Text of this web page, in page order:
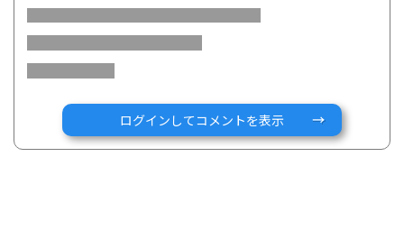
第１回「IBDと食事・栄養の基礎知識」
第2回「 エネルギー・たんぱく質の必要量」
https://youtu.be/jHMyUWjfOXk
第3回「IBDと脂質・摂取と工夫」
ログインしてコメントを表示